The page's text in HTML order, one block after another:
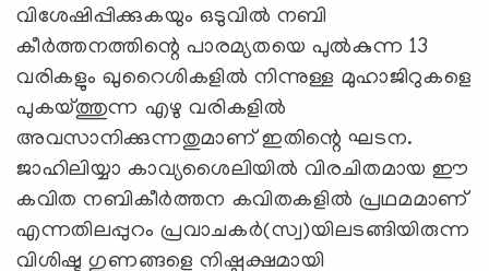
വിശേഷിപ്പിക്കുകയും ഒടുവില്‍ നബി
കീര്‍ത്തനത്തിന്റെ പാരമ്യതയെ പുല്‍കുന്ന 13
വരികളും ഖുറൈശികളില്‍ നിന്നുള്ള മുഹാജിറുകളെ
പുകയ്ത്തുന്ന എഴു വരികളില്‍
അവസാനിക്കുന്നതുമാണ് ഇതിന്റെ ഘടന.
ജാഹിലിയ്യാ കാവ്യശൈലിയില്‍ വിരചിതമായ ഈ
കവിത നബികീര്‍ത്തന കവിതകളില്‍ പ്രഥമമാണ്
എന്നതിലപ്പുറം പ്രവാചകര്‍(സ്വ)യിലടങ്ങിയിരുന്ന
വിശിഷ്ട ഗുണങ്ങളെ നിഷ്പക്ഷമായി